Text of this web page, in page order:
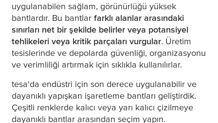
uygulanabilen sağlam, görünürlüğü yüksek
bantlardır. Bu bantlar farklı alanlar arasındaki
sınırları net bir şekilde belirler veya potansiyel
tehlikeleri veya kritik parçaları vurgular. Üretim
tesislerinde ve depolarda güvenliği, organizasyonu
ve verimliliği artırmak için sıklıkla kullanılırlar.
tesa'da endüstri için son derece uygulanabilir ve
dayanıklı yapışkan işaretleme bantları geliştirdik.
Çeşitli renklerde kalıcı veya yarı kalıcı çizilmeye
dayanıklı bantlar arasından seçim yapın.